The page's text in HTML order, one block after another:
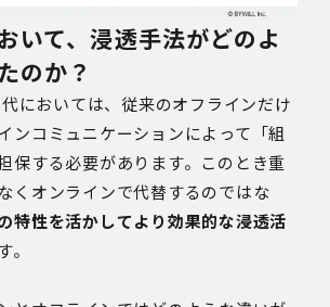
いて、浸透手法がどのよ
のか？
においては、従来のオフラインだけ
ンコミュニケーションによって「組
保する必要があります。このとき重
くオンラインで代替するのではな
特性を活かしてより効果的な浸透活
。